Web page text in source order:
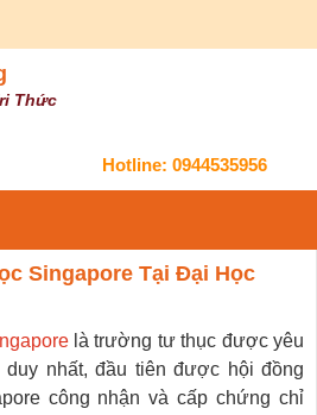
Thức
Hotline: 0944535956
Singapore Tại Đại Học
là trường tư thục được yêu
nhất, đầu tiên được hội đồng
công nhận và cấp chứng chỉ